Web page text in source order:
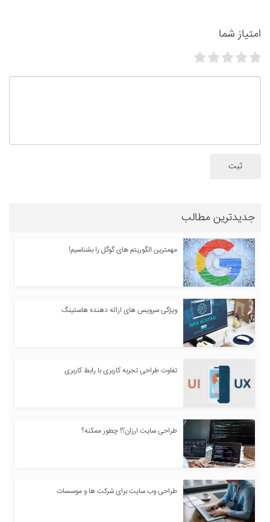
امتیاز شما
ثبت
جدیدترین مطالب
مهمترین الگوریتم های گوگل را بشناسیم!
ویژگی سرویس های ارائه دهنده هاستینگ
تفاوت طراحی تجربه کاربری با رابط کاربری
طراحی سایت ارزان؟! چطور ممکنه؟
طراحی وب سایت برای شرکت ها و موسسات